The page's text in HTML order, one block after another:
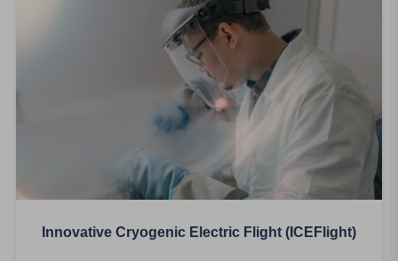
Innovative Cryogenic Electric Flight (ICEFlight)